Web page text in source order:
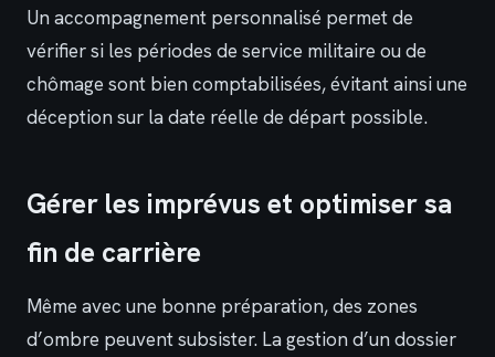
Un accompagnement personnalisé permet de
vérifier si les périodes de service militaire ou de
chômage sont bien comptabilisées, évitant ainsi une
déception sur la date réelle de départ possible.
Gérer les imprévus et optimiser sa
fin de carrière
Même avec une bonne préparation, des zones
d’ombre peuvent subsister. La gestion d’un dossier